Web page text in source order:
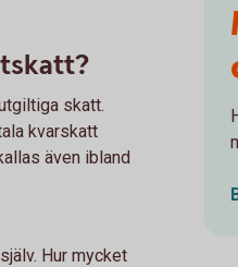
skatt.
kvarskatt
även ibland
Hur mycket